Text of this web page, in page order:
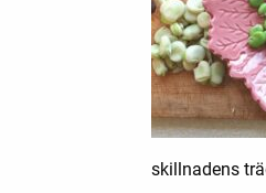
skillnadens